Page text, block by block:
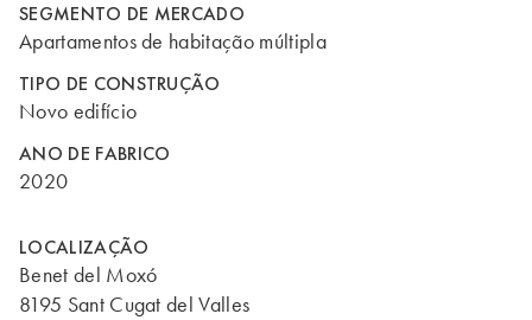
SEGMENTO DE MERCADO
Apartamentos de habitação múltipla
TIPO DE CONSTRUÇÃO
Novo edifício
ANO DE FABRICO
2020
LOCALIZAÇÃO
Benet del Moxó
8195 Sant Cugat del Valles